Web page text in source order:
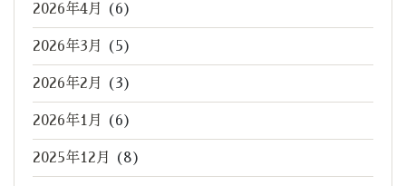
2026年4月 (6)
2026年3月 (5)
2026年2月 (3)
2026年1月 (6)
2025年12月 (8)